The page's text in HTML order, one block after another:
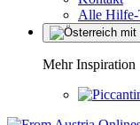
Alle Hilfe-
Mehr Inspiration